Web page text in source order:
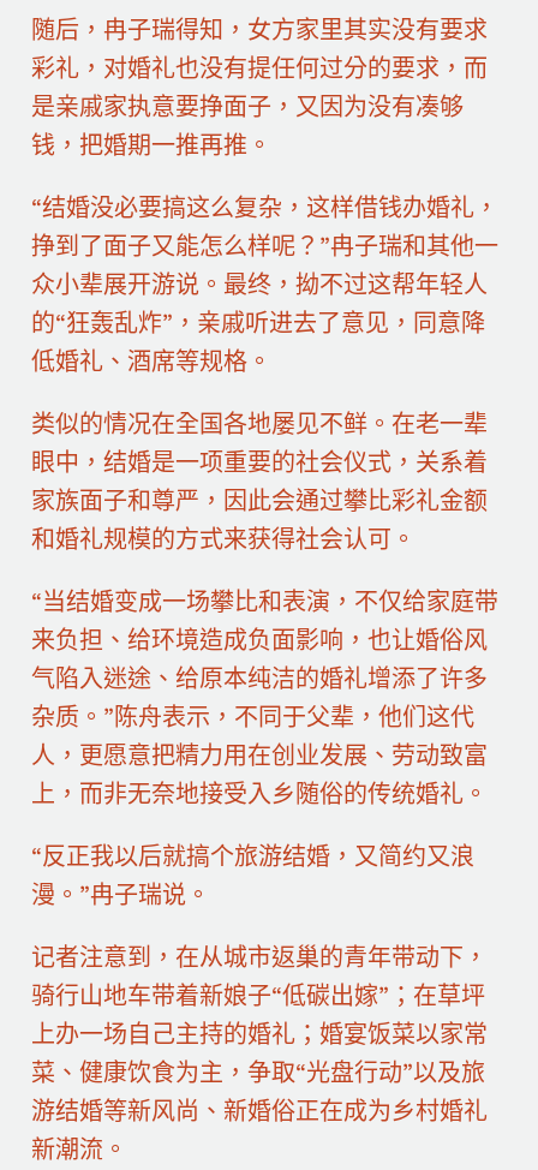
随后，冉子瑞得知，女方家里其实没有要求
彩礼，对婚礼也没有提任何过分的要求，而
是亲戚家执意要挣面子，又因为没有凑够
钱，把婚期一推再推。
“结婚没必要搞这么复杂，这样借钱办婚礼，
挣到了面子又能怎么样呢？”冉子瑞和其他一
众小辈展开游说。最终，拗不过这帮年轻人
的“狂轰乱炸”，亲戚听进去了意见，同意降
低婚礼、酒席等规格。
类似的情况在全国各地屡见不鲜。在老一辈
眼中，结婚是一项重要的社会仪式，关系着
家族面子和尊严，因此会通过攀比彩礼金额
和婚礼规模的方式来获得社会认可。
“当结婚变成一场攀比和表演，不仅给家庭带
来负担、给环境造成负面影响，也让婚俗风
气陷入迷途、给原本纯洁的婚礼增添了许多
杂质。”陈舟表示，不同于父辈，他们这代
人，更愿意把精力用在创业发展、劳动致富
上，而非无奈地接受入乡随俗的传统婚礼。
“反正我以后就搞个旅游结婚，又简约又浪
漫。”冉子瑞说。
记者注意到，在从城市返巢的青年带动下，
骑行山地车带着新娘子“低碳出嫁”；在草坪
上办一场自己主持的婚礼；婚宴饭菜以家常
菜、健康饮食为主，争取“光盘行动”以及旅
游结婚等新风尚、新婚俗正在成为乡村婚礼
新潮流。